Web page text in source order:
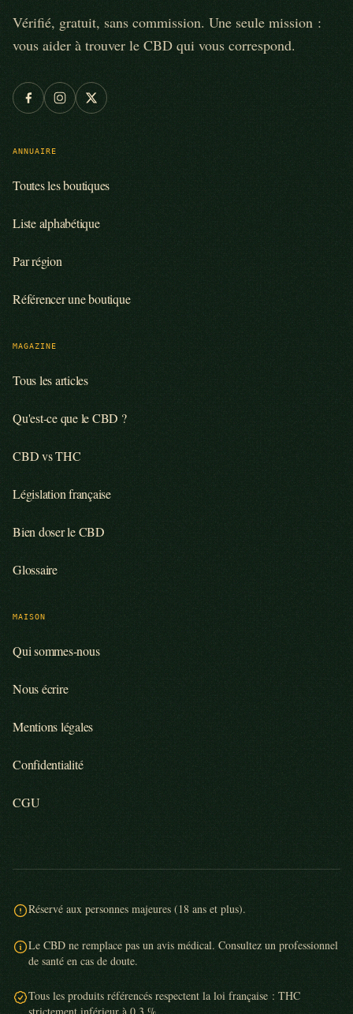
Vérifié, gratuit, sans commission. Une seule mission :
vous aider à trouver le CBD qui vous correspond.
ANNUAIRE
Toutes les boutiques
Liste alphabétique
Par région
Référencer une boutique
MAGAZINE
Tous les articles
Qu'est-ce que le CBD ?
CBD vs THC
Législation française
Bien doser le CBD
Glossaire
MAISON
Qui sommes-nous
Nous écrire
Mentions légales
Confidentialité
CGU
Réservé aux personnes majeures (18 ans et plus).
Le CBD ne remplace pas un avis médical. Consultez un professionnel
de santé en cas de doute.
Tous les produits référencés respectent la loi française : THC
strictement inférieur à 0,3 %.